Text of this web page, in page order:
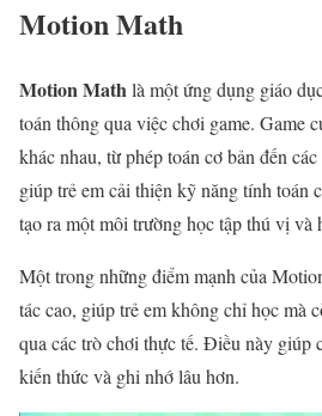
Motion Math
Motion Mathlà một ứng dụng giáo
toán thông qua việc chơi game. Game
khác nhau, từ phép toán cơ bản đến
giúp trẻ em cải thiện kỹ năng tính toán
tạo ra một môi trường học tập thú vị và
Một trong những điểm mạnh của
tác cao, giúp trẻ em không chỉ học mà
qua các trò chơi thực tế. Điều này giúp
kiến thức và ghi nhớ lâu hơn.